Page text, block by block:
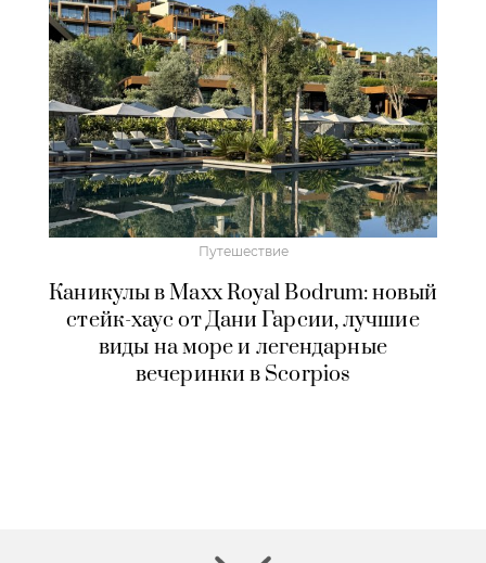
Путешествие
Каникулы в Maxx Royal Bodrum: новый
стейк-хаус от Дани Гарсии, лучшие
виды на море и легендарные
вечеринки в Scorpios